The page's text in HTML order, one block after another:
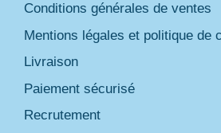
Conditions générales de ventes
Mentions légales et politique de
Livraison
Paiement sécurisé
Recrutement